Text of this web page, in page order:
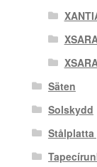
Säten
Solskydd